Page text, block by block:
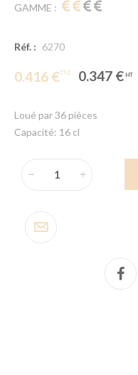
GAMME :
Réf. : 6270
0.416 € 0.347 €
Loué par 36 pièces
Capacité: 16 cl